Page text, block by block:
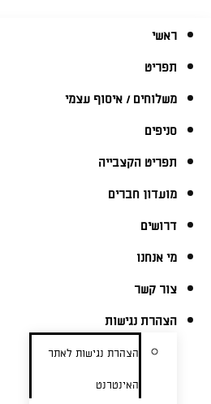
ראשי
תפריט
משלוחים / איסוף עצמי
סניפים
תפריט הקצבייה
מועדון חברים
דרושים
מי אנחנו
צור קשר
הצהרת נגישות
הצהרת נגישות לאתר
האינטרנט